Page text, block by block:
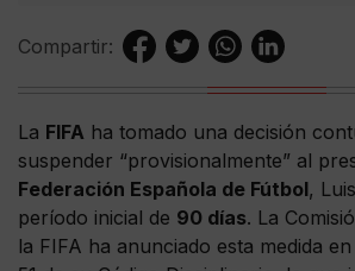
Compartir:
La FIFA ha tomado una decisión
suspender “provisionalmente” al
Federación Española de Fútbol,
período inicial de 90 días. La
la FIFA ha anunciado esta medida